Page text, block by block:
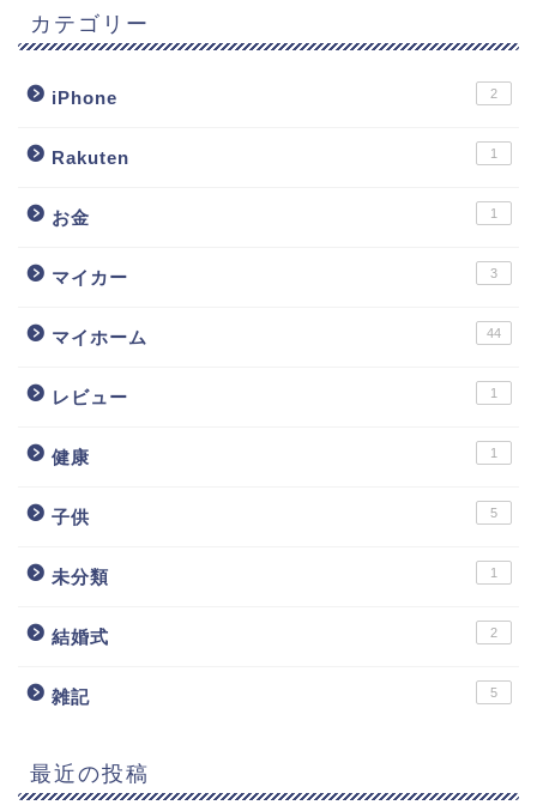
カテゴリー
iPhone 2
Rakuten 1
お金 1
マイカー 3
マイホーム 44
レビュー 1
健康 1
子供 5
未分類 1
結婚式 2
雑記 5
最近の投稿